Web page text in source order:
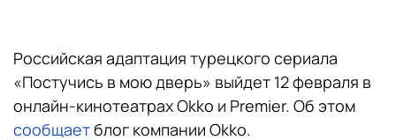
Российская адаптация турецкого сериала
«Постучись в мою дверь» выйдет 12 февраля в
онлайн-кинотеатрах Okko и Premier. Об этом
сообщаетблог компании Okko.